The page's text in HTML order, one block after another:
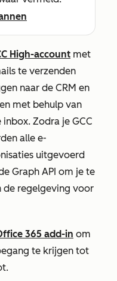
High-account met
te verzenden
naar de CRM en
met behulp van
Zodra je GCC
alle e-
uitgevoerd
Graph API om je te
de regelgeving voor
365 add-in om
te krijgen tot